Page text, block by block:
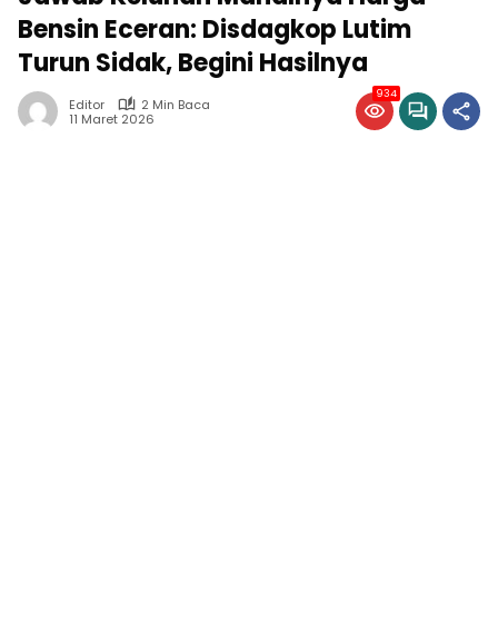
Bensin Eceran: Disdagkop Lutim
Turun Sidak, Begini Hasilnya
Editor
2 Min Baca
11 Maret 2026
934